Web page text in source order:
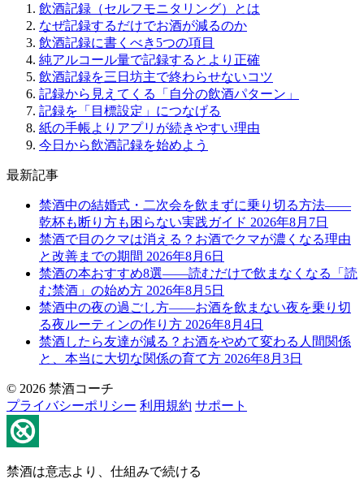
飲酒記録（セルフモニタリング）とは
なぜ記録するだけでお酒が減るのか
飲酒記録に書くべき5つの項目
純アルコール量で記録するとより正確
飲酒記録を三日坊主で終わらせないコツ
記録から見えてくる「自分の飲酒パターン」
記録を「目標設定」につなげる
紙の手帳よりアプリが続きやすい理由
今日から飲酒記録を始めよう
最新記事
禁酒中の結婚式・二次会を飲まずに乗り切る方法——
乾杯も断り方も困らない実践ガイド 2026年8月7日
禁酒で目のクマは消える？お酒でクマが濃くなる理由
と改善までの期間 2026年8月6日
禁酒の本おすすめ8選——読むだけで飲まなくなる「読
む禁酒」の始め方 2026年8月5日
禁酒中の夜の過ごし方——お酒を飲まない夜を乗り切
る夜ルーティンの作り方 2026年8月4日
禁酒したら友達が減る？お酒をやめて変わる人間関係
と、本当に大切な関係の育て方 2026年8月3日
© 2026 禁酒コーチ
プライバシーポリシー 利用規約 サポート
禁酒は意志より、仕組みで続ける